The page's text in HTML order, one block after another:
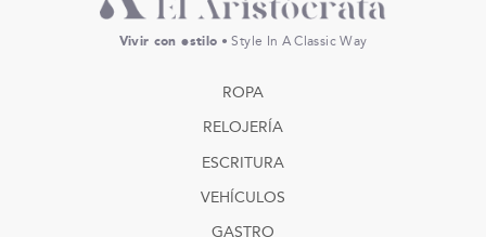
Vivir con estilo • Style In A Classic Way
ROPA
RELOJERÍA
ESCRITURA
VEHÍCULOS
GASTRO